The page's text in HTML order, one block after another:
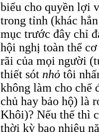
biểu cho quyền lợi
trong tỉnh (khác
mục trước đây chỉ
hội nghị toàn thể
rãi của mọi người
thiết sót nhỏ tôi
không làm cho chế
chủ hay bảo hộ) là
Khôi)? Nếu thế thì
thời kỳ bao nhiêu